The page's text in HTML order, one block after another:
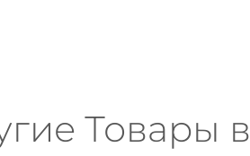
Товары